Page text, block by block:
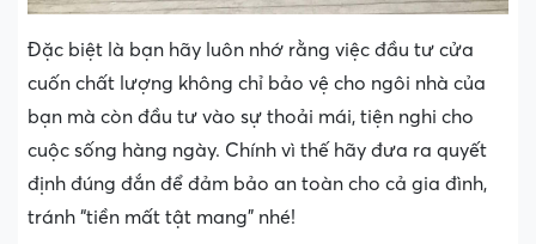
Đặc biệt là bạn hãy luôn nhớ rằng việc đầu tư cửa
cuốn chất lượng không chỉ bảo vệ cho ngôi nhà của
bạn mà còn đầu tư vào sự thoải mái, tiện nghi cho
cuộc sống hàng ngày. Chính vì thế hãy đưa ra quyết
định đúng đắn để đảm bảo an toàn cho cả gia đình,
tránh “tiền mất tật mang” nhé!